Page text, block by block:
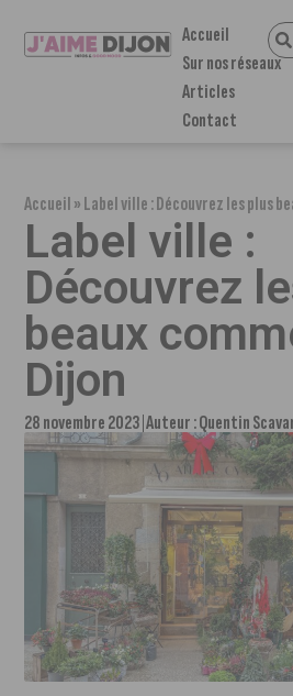
Accueil
Sur nos réseaux
Articles
Contact
Accueil»Label ville : Découvrez les plus
Label ville :
Découvrez
beaux
Dijon
28 novembre 2023 Auteur :Quentin